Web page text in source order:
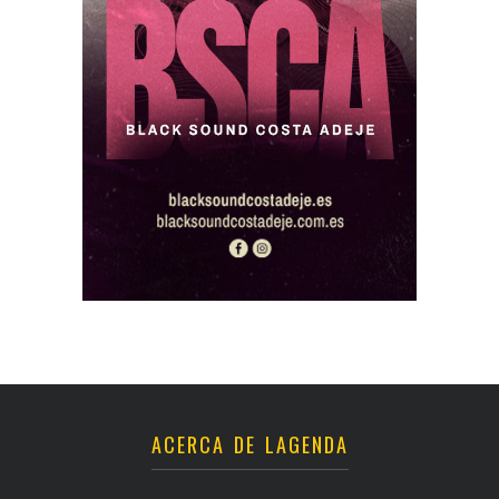
ACERCA DE LAGENDA